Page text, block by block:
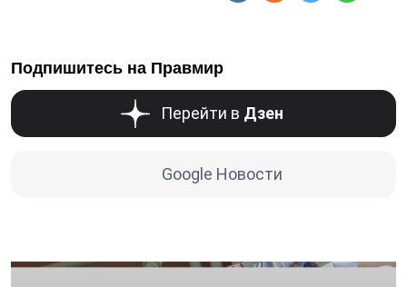
Подпишитесь на Правмир
Перейти в Дзен
Google Новости